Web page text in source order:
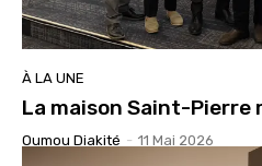
À LA UNE
La maison Saint-Pierre
Oumou Diakité - 11 Mai 2026